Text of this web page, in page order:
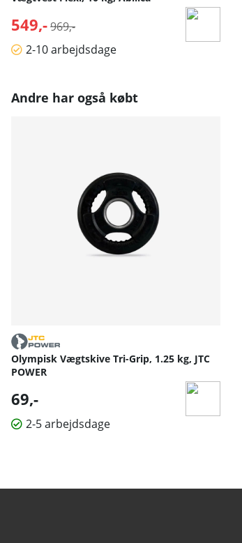
549,- Normalpris:
969,-
2-10 arbejdsdage
Andre har også købt
Olympisk Vægtskive Tri-Grip, 1.25 kg, JTC
POWER
69,-
2-5 arbejdsdage